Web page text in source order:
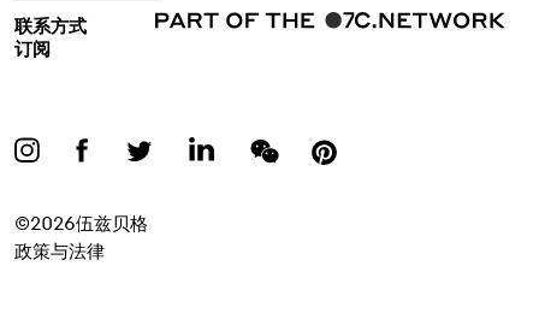
联系方式
订阅
©2026伍兹贝格
政策与法律